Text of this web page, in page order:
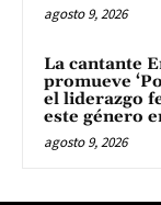
agosto 9, 2026
La cantante
promueve
el liderazgo
este género
agosto 9, 2026